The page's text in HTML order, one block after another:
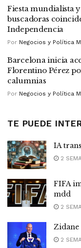
Fiesta mundialista
buscadoras
Independencia
Por Negocios y Política
Barcelona inicia
Florentino Pérez
calumnias
Por Negocios y Política
TE PUEDE
IA
2
FIFA
mdd
2
Zidane
2